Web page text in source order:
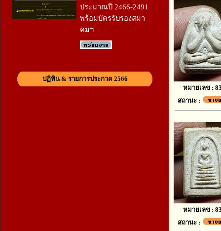
ประมาณปี 2466-2491
พร้อมบัตรรับรองสมา
คมฯ
ปฏิทิน & รายการประกวด 2566
หมายเลข :
สถานะ :
หมายเลข :
สถานะ :